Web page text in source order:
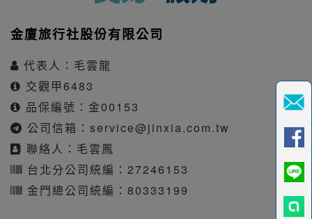
金廈旅行社股份有限公司
代表人：毛雲龍
交觀甲6483
品保編號：金00153
公司信箱： service@jinxia.com.tw
聯絡人：毛雲鳳
台北分公司統編：27246153
金門總公司統編：80333199